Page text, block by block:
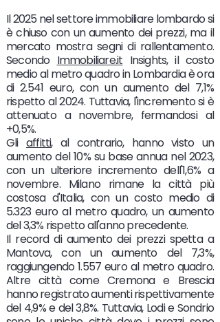
Il 2025 nel settore immobiliare lombardo si
è chiuso con un aumento dei prezzi, ma il
mercato mostra segni di rallentamento.
Secondo Immobiliare.it Insights, il costo
medio al metro quadro in Lombardia è ora
di 2.541 euro, con un aumento del 7,1%
rispetto al 2024. Tuttavia, l'incremento si è
attenuato a novembre, fermandosi al
+0,5%.
Gli affitti, al contrario, hanno visto un
aumento del 10% su base annua nel 2023,
con un ulteriore incremento dell'1,6% a
novembre. Milano rimane la città più
costosa d'Italia, con un costo medio di
5.323 euro al metro quadro, un aumento
del 3,3% rispetto all'anno precedente.
Il record di aumento dei prezzi spetta a
Mantova, con un aumento del 7,3%,
raggiungendo 1.557 euro al metro quadro.
Altre città come Cremona e Brescia
hanno registrato aumenti rispettivamente
del 4,9% e del 3,8%. Tuttavia, Lodi e Sondrio